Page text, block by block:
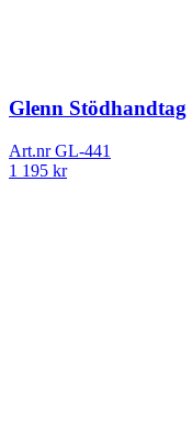
Glenn Stödhandtag
Art.nrGL-441
1 195 kr